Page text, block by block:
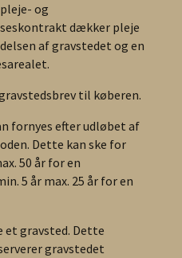
og
dækker pleje
af gravstedet og en
til køberen.
fornyes efter udløbet af
Dette kan ske for
50 år for en
5 år max. 25 år for en
et gravsted. Dette
gravstedet